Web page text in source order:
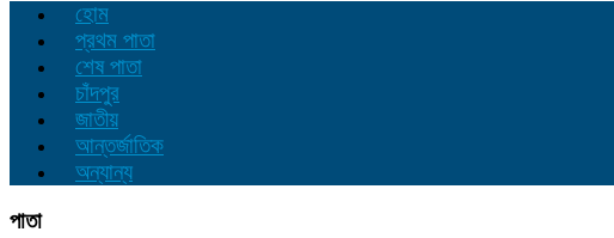
হোম
প্রথম পাতা
শেষ পাতা
চাঁদপুর
জাতীয়
আন্তর্জাতিক
অন্যান্য
পাতা